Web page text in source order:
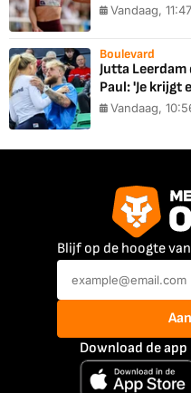
Vandaag, 11:47
Boulevard
Jutta
Paul: 'Je krijgt
Vandaag,
Blijf op de hoogte
Download de app